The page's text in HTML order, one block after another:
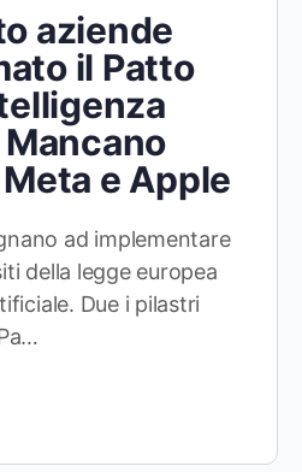
aziende
il Patto
Meta e Apple
ad implementare
della legge europea
Due i pilastri